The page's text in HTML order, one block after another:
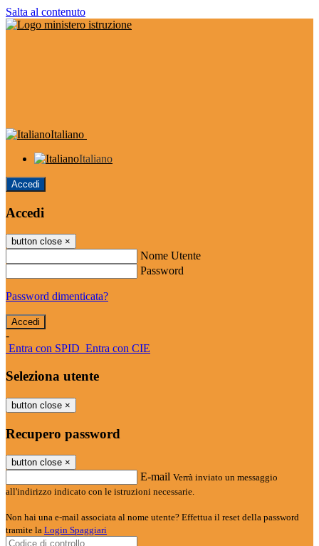
Salta al contenuto
Italiano
Italiano
Accedi
Accedi
button close ×
Nome Utente
Password
Password dimenticata?
-
Entra con SPID Entra con CIE
Seleziona utente
button close ×
Recupero password
button close ×
E-mail Verrà inviato un messaggio
all'indirizzo indicato con le istruzioni necessarie.
Non hai una e-mail associata al nome utente? Effettua il reset della password
tramite la Login Spaggiari